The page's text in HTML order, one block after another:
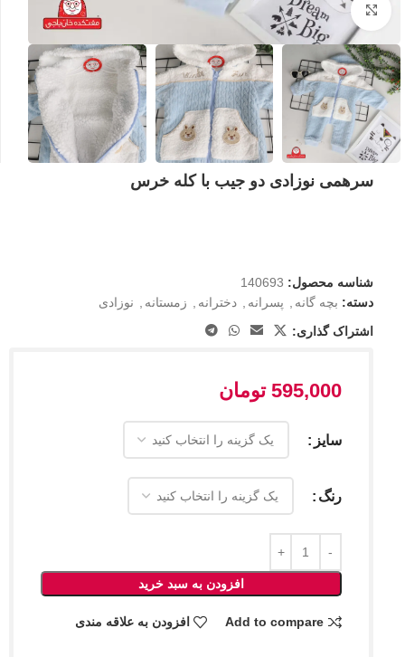
بزرگنمایی تصویر
سرهمی نوزادی دو جیب با کله خرس
شناسه محصول: 140693
دسته: بچه گانه پسرانه دخترانه زمستانه
نوزادی
اشتراک گذاری:
595,000 تومان
سایز
رنگ
افزودن به سبد خرید
Add to compare افزودن به علاقه مندی